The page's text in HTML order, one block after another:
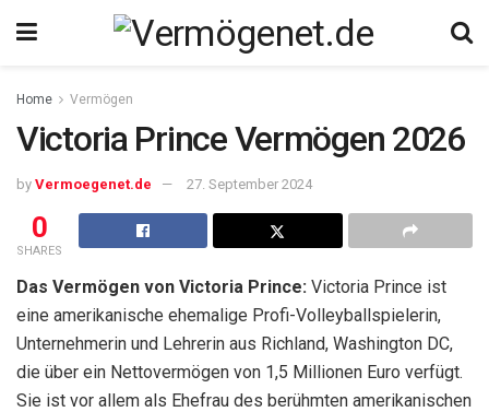
Home Vermögen
Victoria Prince Vermögen 2026
by Vermoegenet.de 27. September 2024
0
SHARES
Das Vermögen von Victoria Prince: Victoria Prince ist
eine amerikanische ehemalige Profi-Volleyballspielerin,
Unternehmerin und Lehrerin aus Richland, Washington DC,
die über ein Nettovermögen von 1,5 Millionen Euro verfügt.
Sie ist vor allem als Ehefrau des berühmten amerikanischen